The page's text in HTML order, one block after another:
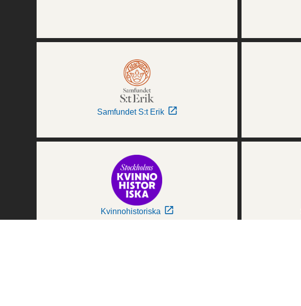
Samfundet S:t Erik
Kvinnohistoriska